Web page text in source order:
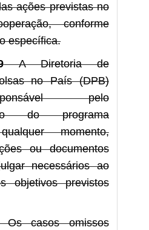
ações previstas no
conforme
específica.
A Diretoria de
no País (DPB)
pelo
do programa
momento,
ou documentos
necessários ao
objetivos previstos
casos omissos